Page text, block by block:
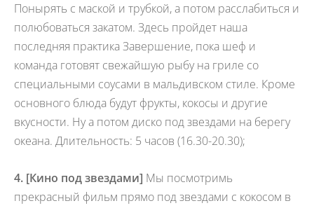
Понырять с маской и трубкой, а потом расслабиться и
полюбоваться закатом. Здесь пройдет наша
последняя практика Завершение, пока шеф и
команда готовят свежайшую рыбу на гриле со
специальными соусами в мальдивском стиле. Кроме
основного блюда будут фрукты, кокосы и другие
вкусности. Ну а потом диско под звездами на берегу
океана. Длительность: 5 часов (16.30-20.30);
4. [Кино под звездами] Мы посмотримь
прекрасный фильм прямо под звездами с кокосом в